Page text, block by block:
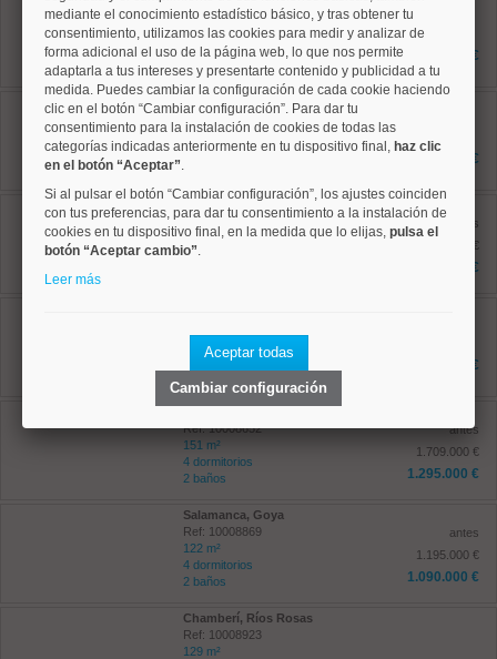
Ref: 10008524
135 m²
3 dormitorios
2 baños
1.800.000 €
Salamanca, Goya
Ref: 10008544
161 m²
3 dormitorios
3 baños
1.969.000 €
Chamberí, Ríos Rosas
Ref: 10008880
132 m²
3 dormitorios
antes
1.245.000 €
1.170.000 €
4 dormitorios
2 baños
1.550.000 €
Ref: 10008652
151 m²
4 dormitorios
2 baños
antes
1.709.000 €
1.295.000 €
Salamanca, Goya
Ref: 10008869
122 m²
4 dormitorios
2 baños
antes
1.195.000 €
1.090.000 €
Chamberí, Ríos Rosas
Ref: 10008923
129 m²
mediante el conocimiento estadístico básico, y tras obtener tu
consentimiento, utilizamos las cookies para medir y analizar de
forma adicional el uso de la página web, lo que nos permite
adaptarla a tus intereses y presentarte contenido y publicidad a tu
medida. Puedes cambiar la configuración de cada cookie haciendo
clic en el botón “Cambiar configuración”. Para dar tu
consentimiento para la instalación de cookies de todas las
categorías indicadas anteriormente en tu dispositivo final, haz clic
en el botón “Aceptar”.
Si al pulsar el botón “Cambiar configuración”, los ajustes coinciden
con tus preferencias, para dar tu consentimiento a la instalación de
cookies en tu dispositivo final, en la medida que lo elijas, pulsa el
botón “Aceptar cambio”.
Leer más
Aceptar todas
Cambiar configuración